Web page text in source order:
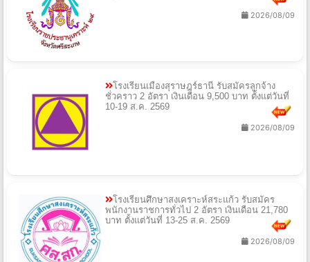
2026/08/09
โรงเรียนเมืองสุราษฎร์ธานี รับสมัครลูกจ้าง
ชั่วคราว 2 อัตรา เงินเดือน 9,500 บาท ตั้งแต่วันที่
10-19 ส.ค. 2569
2026/08/09
โรงเรียนศึกษาสงเคราะห์สระแก้ว รับสมัคร
พนักงานราชการทั่วไป 2 อัตรา เงินเดือน 21,780
บาท ตั้งแต่วันที่ 13-25 ส.ค. 2569
2026/08/09